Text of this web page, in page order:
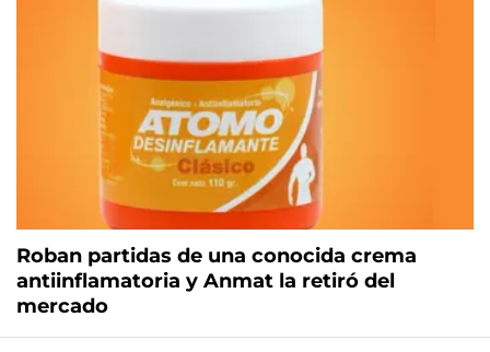
Roban partidas de una conocida crema
antiinflamatoria y Anmat la retiró del
mercado